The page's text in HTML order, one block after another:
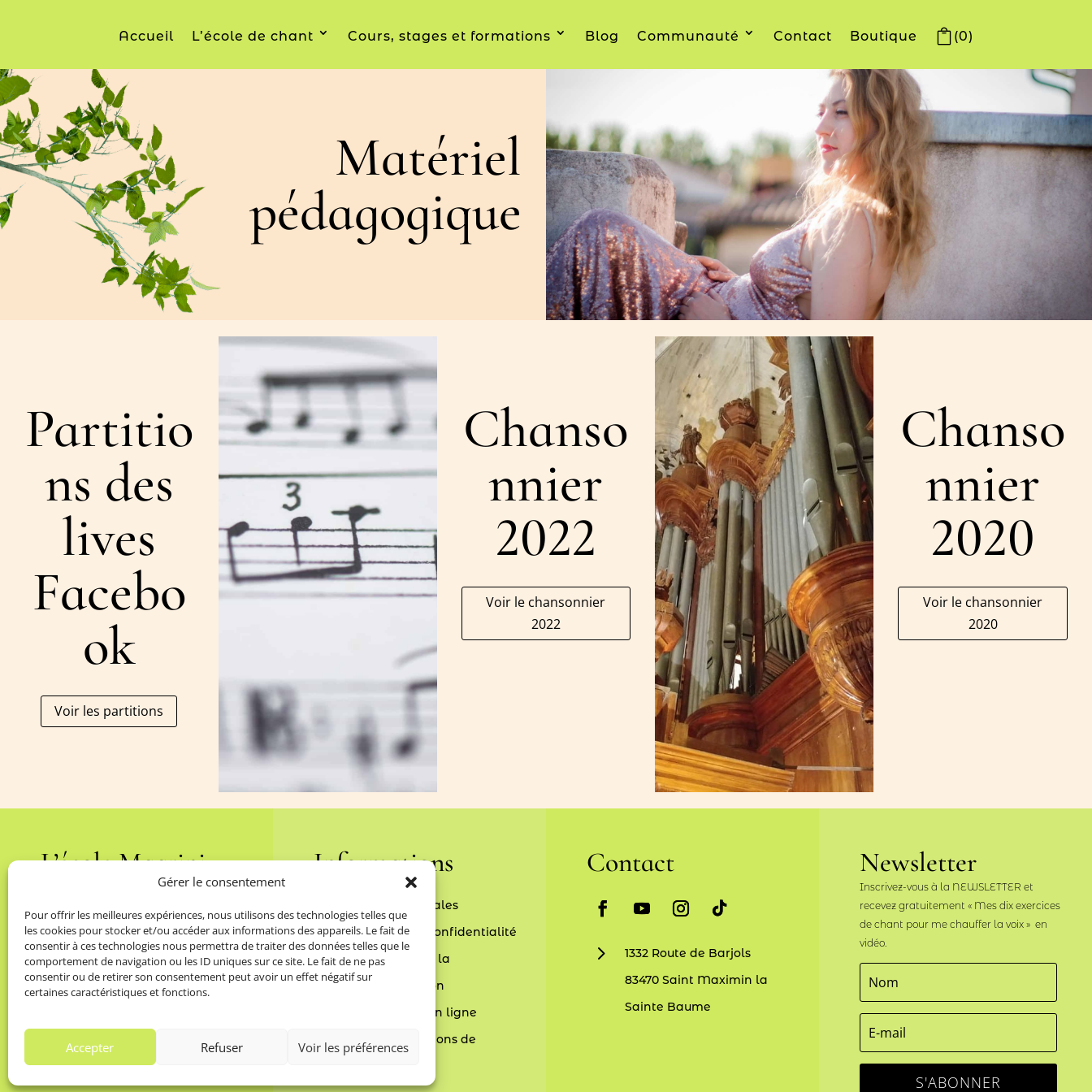
Gérer le consentement
Pour offrir les meilleures expériences, nous utilisons des technologies telles que
les cookies pour stocker et/ou accéder aux informations des appareils. Le fait de
consentir à ces technologies nous permettra de traiter des données telles que le
comportement de navigation ou les ID uniques sur ce site. Le fait de ne pas
consentir ou de retirer son consentement peut avoir un effet négatif sur
certaines caractéristiques et fonctions.
Accepter Refuser Voir les préférences
Accueil L’école de chant Cours, stages et formations Blog Communauté Contact Boutique (0)
Matériel
pédagogique
Partitio
ns des
lives
Facebo
ok
Voir les partitions
Chanso
nnier
2022
Voir le chansonnier
2022
Chanso
nnier
2020
Voir le chansonnier
2020
L’école Magrini
5
5 L’équipe pédagogique
5 F.A.Q Générale
5 Agenda
Informations
5 Mentions légales
5 Politique de confidentialité
5
Médiation de la
Consommation
CGV – Vente en ligne
5
CGV – Prestations de
Contact
5
1332 Route de Barjols
83470 Saint Maximin la
Sainte Baume
Newsletter
Inscrivez-vous à la NEWSLETTER et
recevez gratuitement « Mes dix exercices
de chant pour me chauffer la voix » en
vidéo.
S'ABONNER